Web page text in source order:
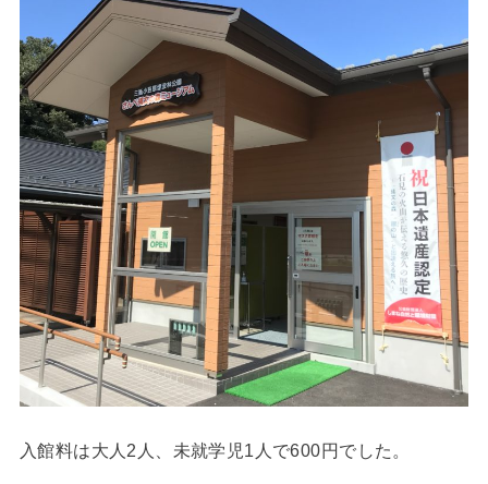
入館料は大人2人、未就学児1人で600円でした。